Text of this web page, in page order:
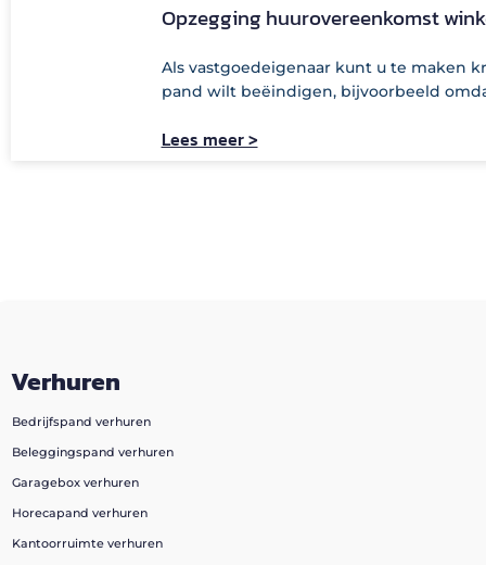
Opzegging huurovereenkomst
Als vastgoedeigenaar kunt u te maken
pand wilt beëindigen, bijvoorbeeld
Lees meer >
Verhuren
Bedrijfspand verhuren
Beleggingspand verhuren
Garagebox verhuren
Horecapand verhuren
Kantoorruimte verhuren